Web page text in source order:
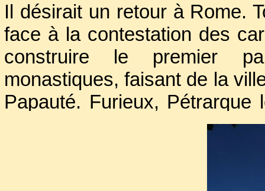
Il désirait un retour à Rome.
face à la contestation des
construire le premier
monastiques, faisant de la
Papauté. Furieux,
interdisant la simonie.